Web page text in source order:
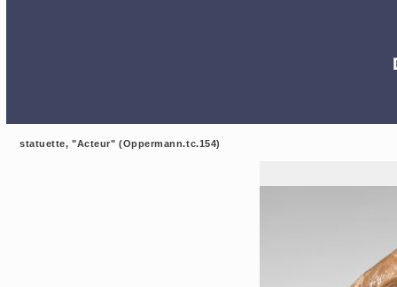
statuette, "Acteur" (Oppermann.tc.154)